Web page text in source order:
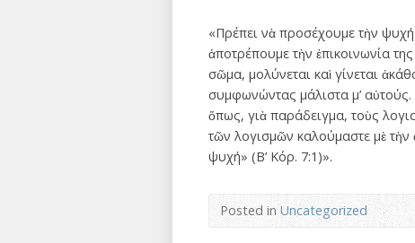
«Πρέπει νὰ προσέχουμε τὴν
ἀποτρέπουμε τὴν ἐπικοινωνία
σῶμα, μολύνεται καὶ γίνεται
συμφωνώντας μάλιστα μ’ αὐτούς.
ὅπως, γιὰ παράδειγμα, τοὺς
τῶν λογισμῶν καλούμαστε μὲ
ψυχή» (Β’ Κόρ. 7:1)».
Posted inUncategorized